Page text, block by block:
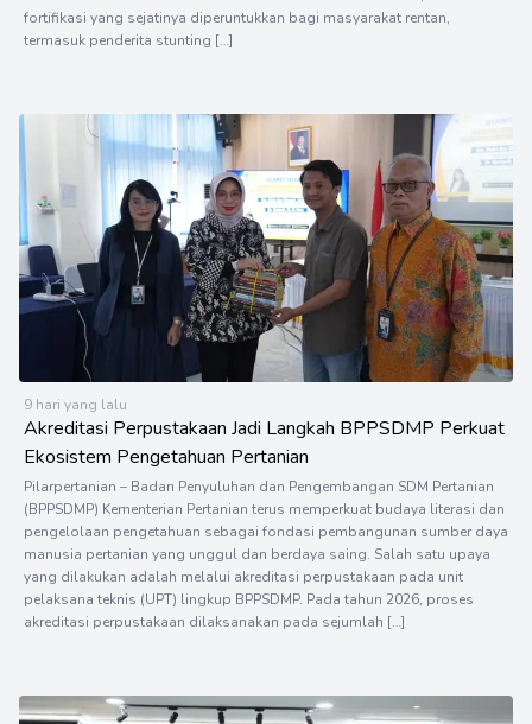
fortifikasi yang sejatinya diperuntukkan bagi masyarakat rentan,
termasuk penderita stunting […]
9 hari yang lalu
Akreditasi Perpustakaan Jadi Langkah BPPSDMP Perkuat
Ekosistem Pengetahuan Pertanian
Pilarpertanian – Badan Penyuluhan dan Pengembangan SDM Pertanian
(BPPSDMP) Kementerian Pertanian terus memperkuat budaya literasi dan
pengelolaan pengetahuan sebagai fondasi pembangunan sumber daya
manusia pertanian yang unggul dan berdaya saing. Salah satu upaya
yang dilakukan adalah melalui akreditasi perpustakaan pada unit
pelaksana teknis (UPT) lingkup BPPSDMP. Pada tahun 2026, proses
akreditasi perpustakaan dilaksanakan pada sejumlah […]